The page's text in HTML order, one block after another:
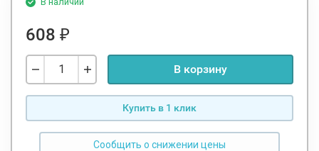
608 ₽
В корзину
Купить в 1 клик
Сообщить о снижении цены